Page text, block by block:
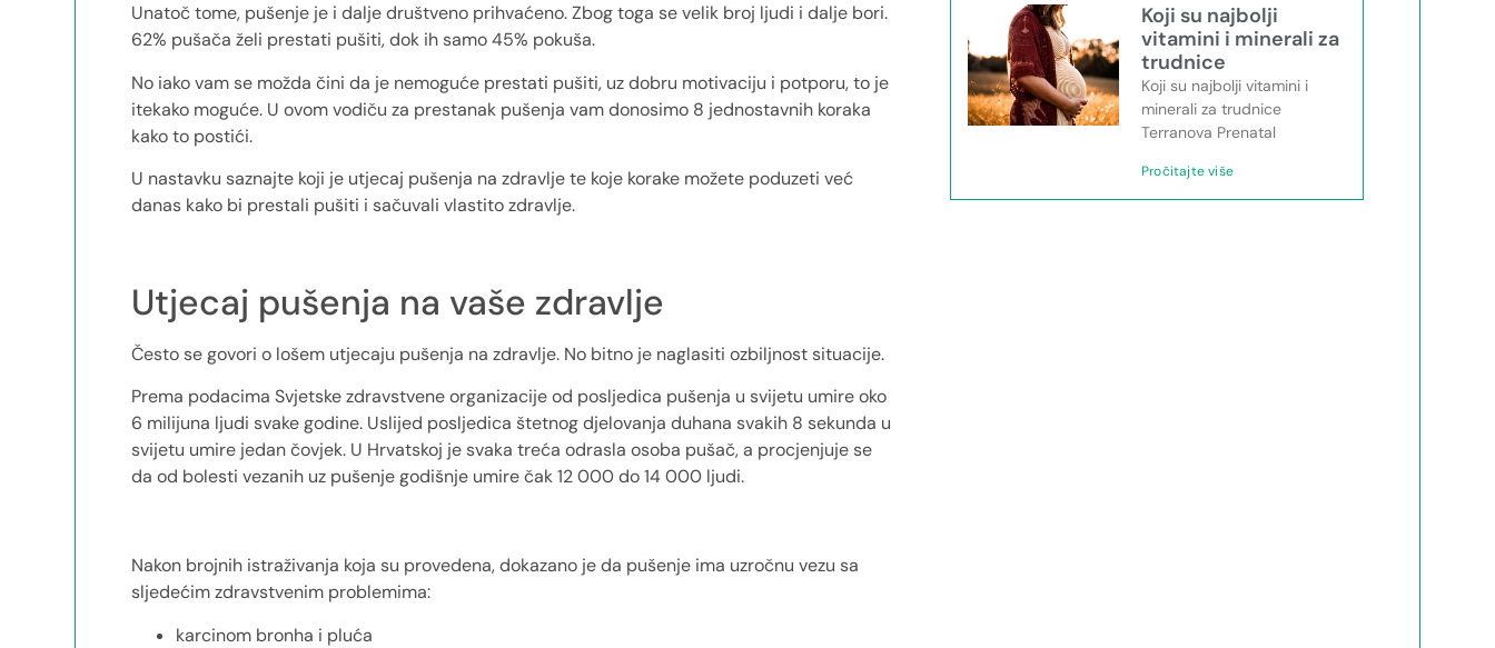
Unatoč tome, pušenje je i dalje društveno prihvaćeno. Zbog toga se velik broj ljudi i dalje bori.
62% pušača želi prestati pušiti, dok ih samo 45% pokuša.
No iako vam se možda čini da je nemoguće prestati pušiti, uz dobru motivaciju i potporu, to je
itekako moguće. U ovom vodiču za prestanak pušenja vam donosimo 8 jednostavnih koraka
kako to postići.
U nastavku saznajte koji je utjecaj pušenja na zdravlje te koje korake možete poduzeti već
danas kako bi prestali pušiti i sačuvali vlastito zdravlje.
Utjecaj pušenja na vaše zdravlje
Često se govori o lošem utjecaju pušenja na zdravlje. No bitno je naglasiti ozbiljnost situacije.
Prema podacima Svjetske zdravstvene organizacije od posljedica pušenja u svijetu umire oko
6 milijuna ljudi svake godine. Uslijed posljedica štetnog djelovanja duhana svakih 8 sekunda u
svijetu umire jedan čovjek. U Hrvatskoj je svaka treća odrasla osoba pušač, a procjenjuje se
da od bolesti vezanih uz pušenje godišnje umire čak 12 000 do 14 000 ljudi.
Nakon brojnih istraživanja koja su provedena, dokazano je da pušenje ima uzročnu vezu sa
sljedećim zdravstvenim problemima:
karcinom bronha i pluća
Koji su najbolji
vitamini i minerali za
trudnice
Koji su najbolji vitamini i
minerali za trudnice
Terranova Prenatal
Pročitajte više